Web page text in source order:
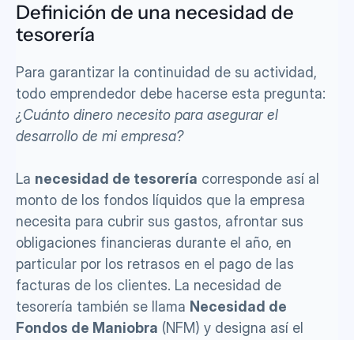
Definición de una necesidad de
tesorería
Para garantizar la continuidad de su actividad,
todo emprendedor debe hacerse esta pregunta:
¿Cuánto dinero necesito para asegurar el
desarrollo de mi empresa?
La necesidad de tesorería corresponde así al
monto de los fondos líquidos que la empresa
necesita para cubrir sus gastos, afrontar sus
obligaciones financieras durante el año, en
particular por los retrasos en el pago de las
facturas de los clientes. La necesidad de
tesorería también se llama Necesidad de
Fondos de Maniobra (NFM) y designa así el